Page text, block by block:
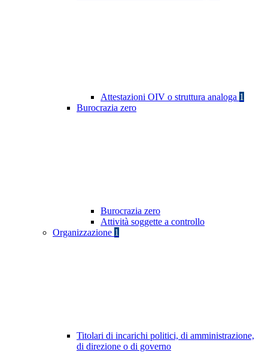
Attestazioni OIV o struttura analoga 1
Burocrazia zero
Burocrazia zero
Attività soggette a controllo
Organizzazione 1
Titolari di incarichi politici, di amministrazione,
di direzione o di governo